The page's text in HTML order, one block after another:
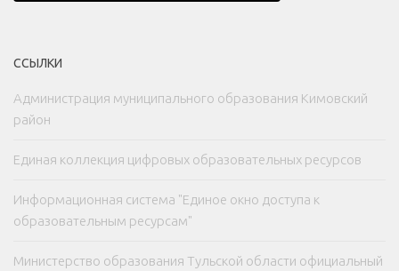
ССЫЛКИ
Администрация муниципального образования Кимовский
район
Единая коллекция цифровых образовательных ресурсов
Информационная система "Единое окно доступа к
образовательным ресурсам"
Министерство образования Тульской области официальный